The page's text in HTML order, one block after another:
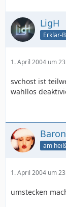
LigH
Erklär-
1. April 2004 um
svchost ist
wahllos
am
1. April 2004 um
umstecken